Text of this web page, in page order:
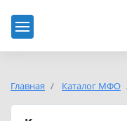
Главная Каталог МФО